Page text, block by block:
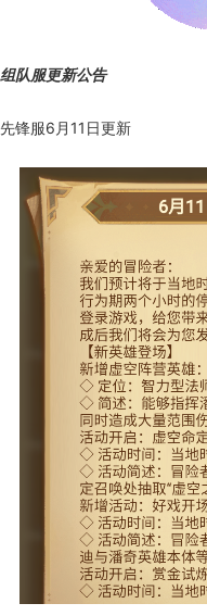
组队服更新公告
先锋服6月11日更新